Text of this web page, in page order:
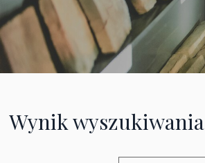
Wynik wyszukiwania